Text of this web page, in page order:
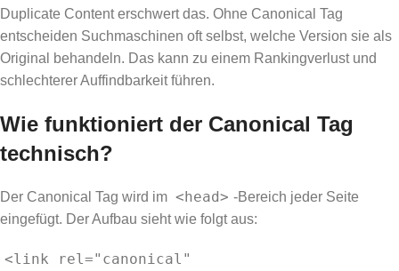
Duplicate Content erschwert das. Ohne Canonical Tag
entscheiden Suchmaschinen oft selbst, welche Version sie als
Original behandeln. Das kann zu einem Rankingverlust und
schlechterer Auffindbarkeit führen.
Wie funktioniert der Canonical Tag
technisch?
Der Canonical Tag wird im <head> -Bereich jeder Seite
eingefügt. Der Aufbau sieht wie folgt aus:
<link rel="canonical"